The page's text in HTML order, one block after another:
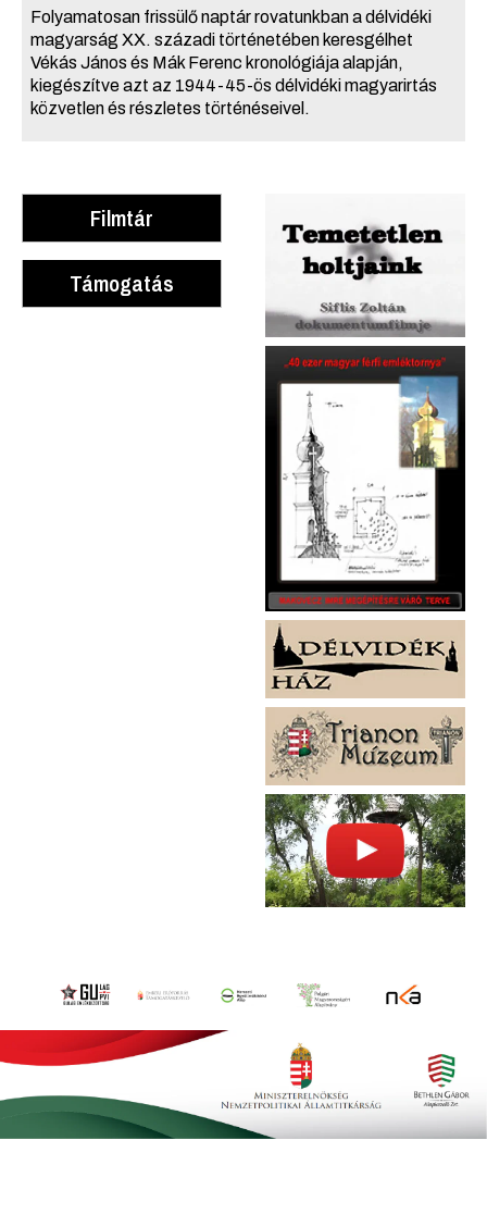
Filmtár
Támogatás
Folyamatosan frissülő naptár rovatunkban a délvidéki
magyarság XX. századi történetében keresgélhet
Vékás János és Mák Ferenc kronológiája alapján,
kiegészítve azt az 1944-45-ös délvidéki magyarirtás
közvetlen és részletes történéseivel.